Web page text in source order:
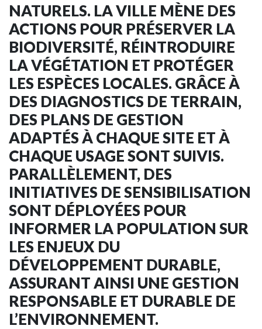
NATURELS. LA VILLE MÈNE DES
ACTIONS POUR PRÉSERVER LA
BIODIVERSITÉ, RÉINTRODUIRE
LA VÉGÉTATION ET PROTÉGER
LES ESPÈCES LOCALES. GRÂCE À
DES DIAGNOSTICS DE TERRAIN,
DES PLANS DE GESTION
ADAPTÉS À CHAQUE SITE ET À
CHAQUE USAGE SONT SUIVIS.
PARALLÈLEMENT, DES
INITIATIVES DE SENSIBILISATION
SONT DÉPLOYÉES POUR
INFORMER LA POPULATION SUR
LES ENJEUX DU
DÉVELOPPEMENT DURABLE,
ASSURANT AINSI UNE GESTION
RESPONSABLE ET DURABLE DE
L’ENVIRONNEMENT.